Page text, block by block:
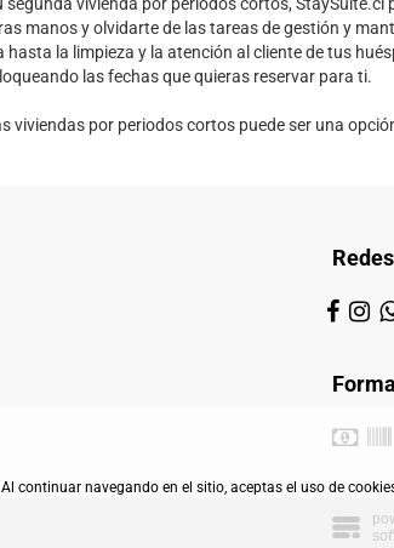
manos y olvidarte de las tareas de gestión y
la limpieza y la atención al cliente de tus
las fechas que quieras reservar para ti.
viviendas por periodos cortos puede ser una
continuar navegando en el sitio, aceptas el uso de